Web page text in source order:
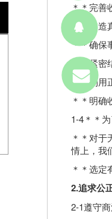
＊＊完
＊＊构
＊＊确保
＊＊紧密
＊＊利用
＊＊明
1-4＊＊
＊＊对
情上，我
＊＊选
2.追求公
2-1遵守